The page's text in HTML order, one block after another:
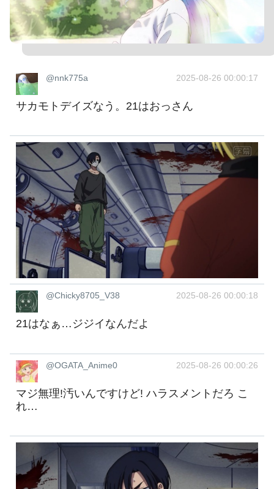
@nnk775a 2025-08-26 00:00:17
サカモトデイズなう。21はおっさん
@Chicky8705_V38 2025-08-26 00:00:18
21はなぁ…ジジイなんだよ
@OGATA_Anime0 2025-08-26 00:00:26
マジ無理!汚いんですけど! ハラスメントだろ こ
れ…